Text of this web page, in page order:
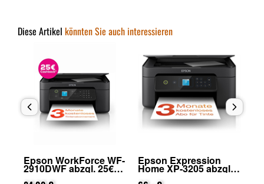
Diese Artikel könnten Sie auch interessieren
Epson WorkForce WF-
2910DWF abzgl. 25€
Cashback (von Epson
Epson Expression
Home XP-3205 abzgl.
25€ Cashback (von